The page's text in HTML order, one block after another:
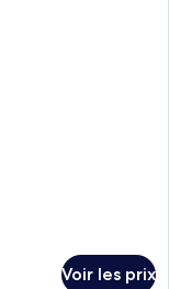
Voir les prix